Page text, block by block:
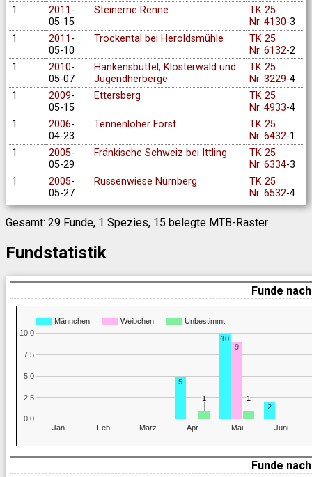
1
2011 -
05-15
Steinerne Renne
TK 25
Nr. 4130-3
1
2011 -
05-10
Trockental bei Heroldsmühle
TK 25
Nr. 6132-2
1
2010-
05-07
Hankensbüttel, Klosterwald und
Jugendherberge
TK 25
Nr. 3229-4
1
2009-
05-15
Ettersberg
TK 25
Nr. 4933-4
1
2006-
04-23
Tennenloher Forst
TK 25
Nr. 6432-1
1
2005-
05-29
Fränkische Schweiz bei Ittling
TK 25
Nr. 6334-3
1
2005-
05-27
Russenwiese Nürnberg
TK 25
Nr. 6532-4
Gesamt: 29 Funde, 1 Spezies, 15 belegte MTB-Raster
Fundstatistik
Funde
Männchen Weibchen Unbestimmt
Jan Feb März Apr Mai Juni
0,0
2,5
5,0
7,5
10,0
5
10
2
9
1
1 1
1
Funde